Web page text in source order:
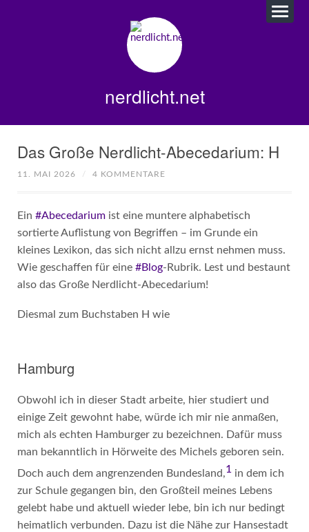
nerdlicht.net
Das Große Nerdlicht-Abecedarium: H
11. MAI 2026 / 4 KOMMENTARE
Ein #Abecedariumist eine muntere alphabetisch
sortierte Auflistung von Begriffen – im Grunde ein
kleines Lexikon, das sich nicht allzu ernst nehmen muss.
Wie geschaffen für eine #Blog-Rubrik. Lest und bestaunt
also das Große Nerdlicht-Abecedarium!
Diesmal zum Buchstaben H wie
Hamburg
Obwohl ich in dieser Stadt arbeite, hier studiert und
einige Zeit gewohnt habe, würde ich mir nie anmaßen,
mich als echten Hamburger zu bezeichnen. Dafür muss
man bekanntlich in Hörweite des Michels geboren sein.
Doch auch dem angrenzenden Bundesland,1 in dem ich
zur Schule gegangen bin, den Großteil meines Lebens
gelebt habe und aktuell wieder lebe, bin ich nur bedingt
heimatlich verbunden. Dazu ist die Nähe zur Hansestadt